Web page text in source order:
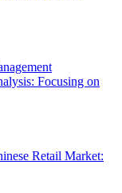
Focusing on
Retail Market: